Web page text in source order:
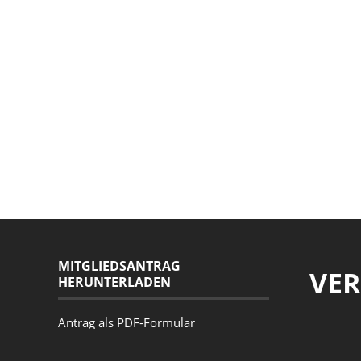
MITGLIEDSANTRAG
HERUNTERLADEN
Antrag als PDF-Formular